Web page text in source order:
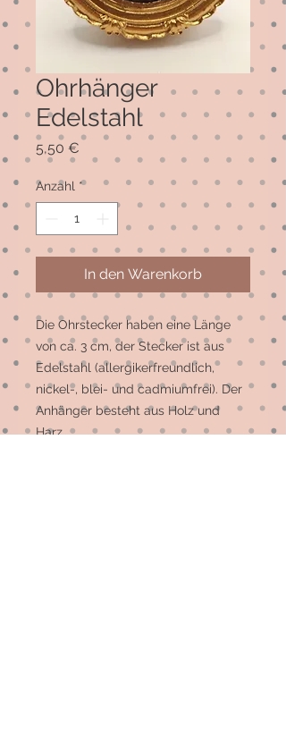
Ohrhänger
Edelstahl
5,50 €
Anzahl *
In den Warenkorb
Die Ohrstecker haben eine Länge
von ca. 3 cm, der Stecker ist aus
Edelstahl (allergikerfreundlich,
nickel-, blei- und cadmiumfrei). Der
Anhänger besteht aus Holz und
Harz.